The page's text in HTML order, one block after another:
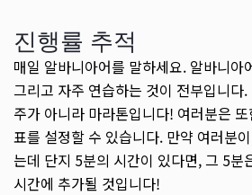
진행률 추적
매일 알바니아어를 말하세요. 알바니아
그리고 자주 연습하는 것이 전부입니다
주가 아니라 마라톤입니다! 여러분은
표를 설정할 수 있습니다. 만약 여러분
는데 단지 5분의 시간이 있다면, 그 5분
시간에 추가될 것입니다!